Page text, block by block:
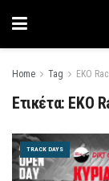
Home Tag EKO
Ετικέτα: EKO
TRACK DAYS